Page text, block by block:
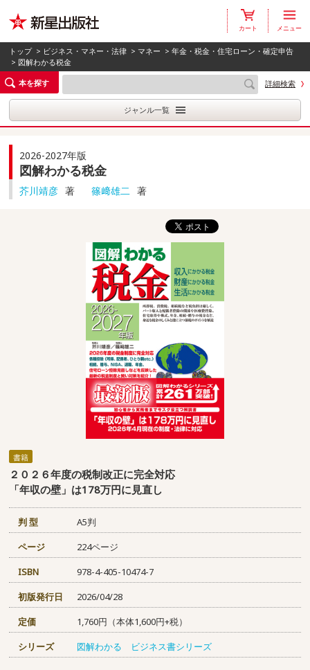
カート メニュー
トップ > ビジネス・マネー・法律 > マネー >年金・税金・住宅ローン・確定申告
> 図解わかる税金
本を探す
詳細検索
ジャンル一覧
2026-2027年版
図解わかる税金
芥川靖彦 著 篠﨑雄二 著
書籍
２０２６年度の税制改正に完全対応
「年収の壁」は178万円に見直し
判 型
A5判
ページ
224ページ
ISBN
978-4-405-10474-7
初版発行日
2026/04/28
定価
1,760円（本体1,600円+税）
シリーズ
図解わかる ビジネス書シリーズ